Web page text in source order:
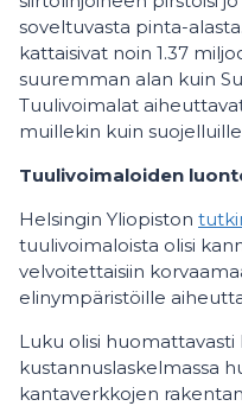
soveltuvasta pinta-
kattaisivat noin 1.37
suuremman alan kuin
Tuulivoimalat
muillekin kuin
Tuulivoimaloiden
Helsingin Yliopiston
tuulivoimaloista olisi
velvoitettaisiin
elinympäristöille
Luku olisi huomattavasti
kustannuslaskelmassa
kantaverkkojen